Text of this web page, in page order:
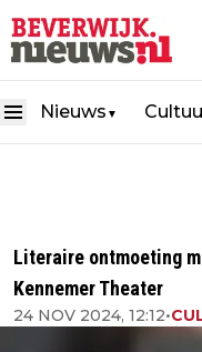
Nieuws ▼
Literaire ontmoeting
Kennemer Theater
24 NOV 2024, 12:12•